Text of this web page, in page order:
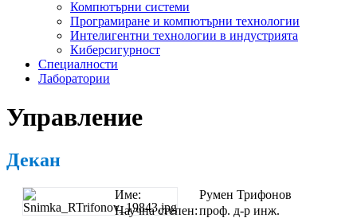
Компютърни системи
Програмиране и компютърни технологии
Интелигентни технологии в индустрията
Киберсигурност
Специалности
Лаборатории
Управление
Декан
Име:
Румен Трифонов
Научна степен:проф. д-р инж.